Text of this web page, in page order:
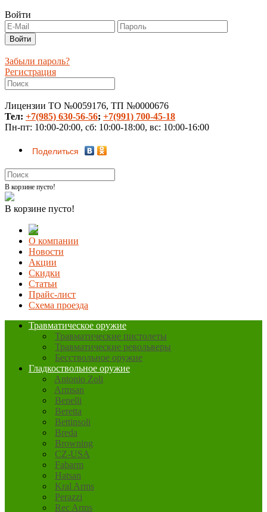
Войти
Забыли пароль?
Регистрация
Лицензии ТО №0059176, ТП №0000676
Тел: +7(985) 630-56-56; +7(991) 700-45-18
Пн-пт: 10:00-20:00, сб: 10:00-18:00, вс: 10:00-16:00
Поделиться
В корзине пусто!
В корзине пусто!
О компании
Новости
Акции
Скидки
Статьи
Прайс-лист
Схема проезда
Травматическое оружие
Травматические пистолеты
Травматические револьверы
Бесствольное оружие
Гладкоствольное оружие
Antonio Zoli
Armsan
Benelli
Beretta
Bettinsoli
Breda
Browning
CZ-USA
Fabarm
Hatsan
Kral Arms
Perazzi
Rec Arms